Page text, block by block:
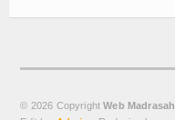
© 2026 CopyrightWeb Madrasah